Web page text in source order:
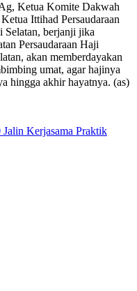
Ketua Komite Dakwah
Ittihad Persaudaraan
berjanji jika
Persaudaraan Haji
akan memberdayakan
umat, agar hajinya
hingga akhir hayatnya. (as)
Kerjasama Praktik